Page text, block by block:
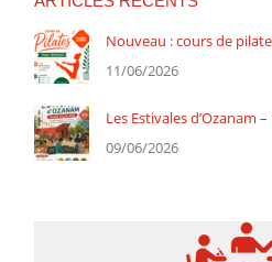
Nouveau : cours de
11/06/2026
Les Estivales d’Ozanam
09/06/2026